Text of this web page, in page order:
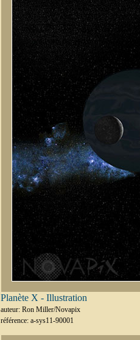
Planète X - Illustration
auteur: Ron Miller/Novapix
référence: a-sys11-90001